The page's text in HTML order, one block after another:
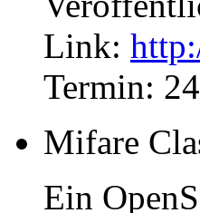
Link:
Termin:
Mifare
Ein